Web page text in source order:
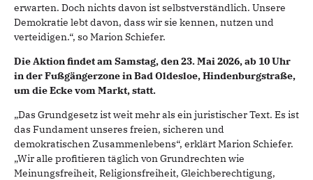
erwarten. Doch nichts davon ist selbstverständlich. Unsere
Demokratie lebt davon, dass wir sie kennen, nutzen und
verteidigen.“, so Marion Schiefer.
Die Aktion findet am Samstag, den 23. Mai 2026, ab 10 Uhr
in der Fußgängerzone in Bad Oldesloe, Hindenburgstraße,
um die Ecke vom Markt, statt.
„Das Grundgesetz ist weit mehr als ein juristischer Text. Es ist
das Fundament unseres freien, sicheren und
demokratischen Zusammenlebens“, erklärt Marion Schiefer.
„Wir alle profitieren täglich von Grundrechten wie
Meinungsfreiheit, Religionsfreiheit, Gleichberechtigung,